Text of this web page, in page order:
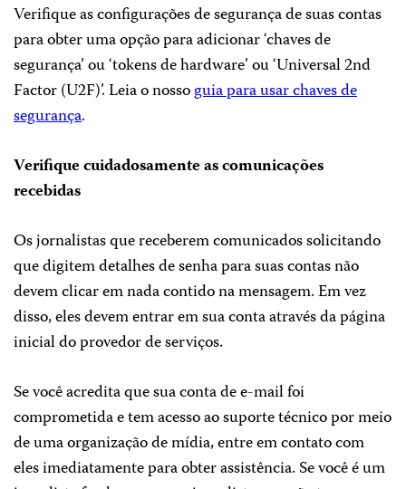
Verifique as configurações de segurança de suas contas
para obter uma opção para adicionar ‘chaves de
segurança’ ou ‘tokens de hardware’ ou ‘Universal 2nd
Factor (U2F)’. Leia o nossoguia para usar chaves de
segurança.
Verifique cuidadosamente as comunicações
recebidas
Os jornalistas que receberem comunicados solicitando
que digitem detalhes de senha para suas contas não
devem clicar em nada contido na mensagem. Em vez
disso, eles devem entrar em sua conta através da página
inicial do provedor de serviços.
Se você acredita que sua conta de e-mail foi
comprometida e tem acesso ao suporte técnico por meio
de uma organização de mídia, entre em contato com
eles imediatamente para obter assistência. Se você é um